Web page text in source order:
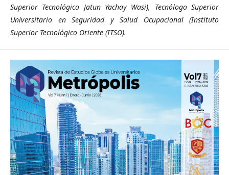
Superior Tecnológico Jatun Yachay Wasi), Tecnólogo Superior
Universitario en Seguridad y Salud Ocupacional (Instituto
Superior Tecnológico Oriente (ITSO).